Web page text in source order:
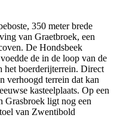
350 meter brede
van Graetbroek, een
De Hondsbeek
de in de loop van de
het boerderijterrein. Direct
verhoogd terrein dat kan
kasteelplaats. Op een
Grasbroek ligt nog een
van Zwentibold